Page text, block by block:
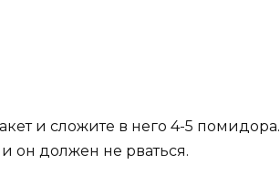
и сложите в него 4-5 помидора.
он должен не рваться.